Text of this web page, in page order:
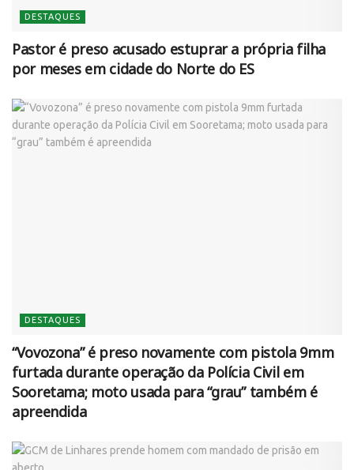
DESTAQUES
Pastor é preso acusado estuprar a própria filha
por meses em cidade do Norte do ES
DESTAQUES
“Vovozona” é preso novamente com pistola 9mm
furtada durante operação da Polícia Civil em
Sooretama; moto usada para “grau” também é
apreendida